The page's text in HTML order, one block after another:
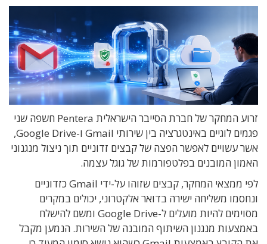
זרוע המחקר של חברת הסייבר הישראלית Pentera חשפה שני
פגמים לוגיים באינטגרציה בין שירותי Gmail ו-Google Drive,
אשר עשויים לאפשר הפצה של קבצים זדוניים תוך ניצול מנגנוני
האמון המובנים בפלטפורמות של גוגל עצמה.
לפי ממצאי המחקר, קבצים שזוהו על-ידי Gmail כזדוניים
ונחסמו משליחה ישירה בדואר אלקטרוני, יכולים במקרים
מסוימים להיות מועלים ל-Google Drive ומשם להישלח
באמצעות מנגנון השיתוף המובנה של השירות. הנמען מקבל